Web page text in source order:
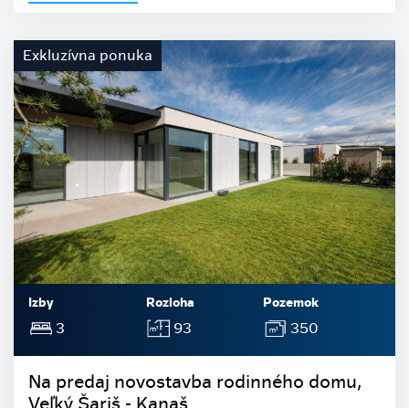
Exkluzívna ponuka
Izby
3
Rozloha
93
Pozemok
350
Na predaj novostavba rodinného domu,
Veľký Šariš - Kanaš